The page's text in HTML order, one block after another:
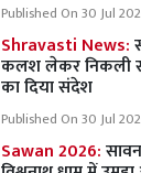
Published On 30 Jul
Shravasti News:
कलश लेकर निकली
का दिया संदेश
Published On 30 Jul
Sawan 2026: